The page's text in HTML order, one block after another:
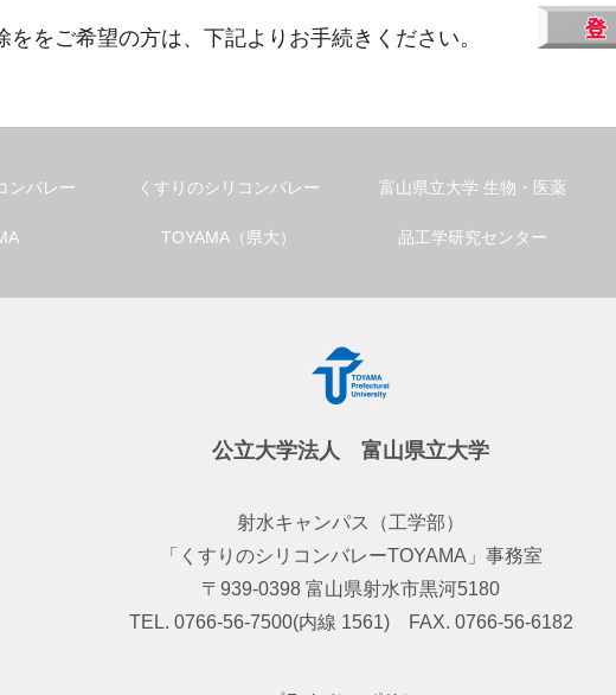
ををご希望の方は、下記よりお手続きください。
ンバレー くすりのシリコンバレー
TOYAMA（県大）
富山県立大学 生物・医薬
品工学研究センター
公立大学法人 富山県立大学
射水キャンパス（工学部）
「くすりのシリコンバレーTOYAMA」事務室
〒939-0398 富山県射水市黒河5180
TEL. 0766-56-7500(内線 1561) FAX. 0766-56-6182